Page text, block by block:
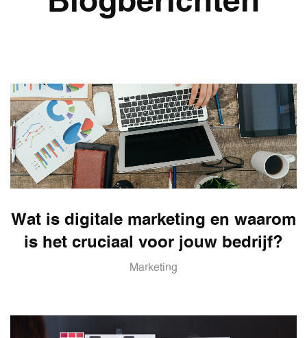
Wat is digitale marketing en waarom
is het cruciaal voor jouw bedrijf?
Marketing